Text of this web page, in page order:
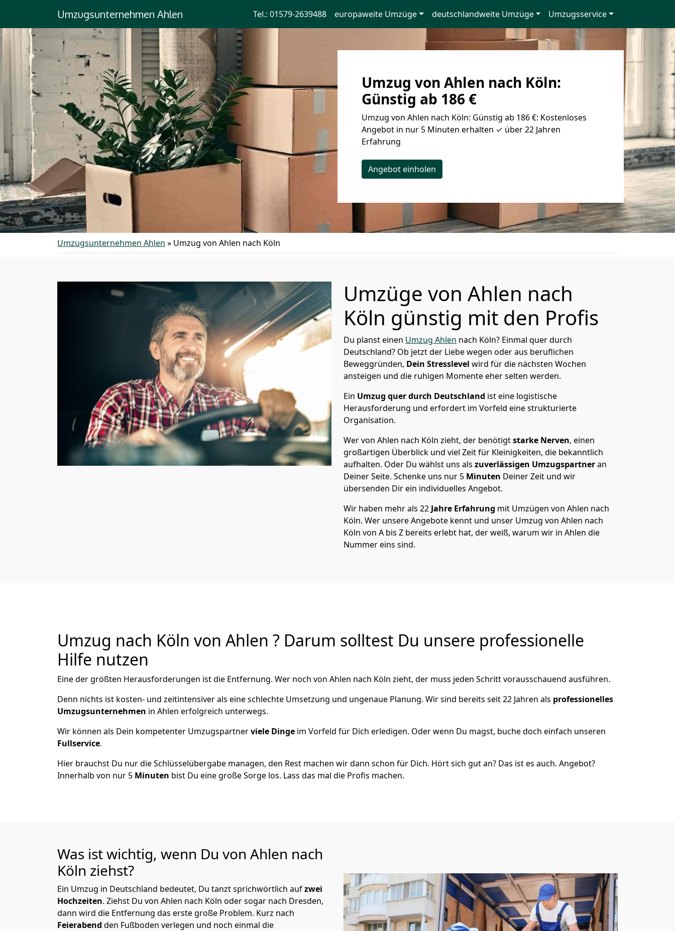
Umzugsunternehmen Ahlen Tel.: 01579-2639488 europaweite Umzüge deutschlandweite Umzüge Umzugsservice
Umzug von Ahlen nach Köln:
Günstig ab 186 €
Umzug von Ahlen nach Köln: Günstig ab 186 €: Kostenloses
Angebot in nur 5 Minuten erhalten ✓ über 22 Jahren
Erfahrung
Angebot einholen
Umzugsunternehmen Ahlen » Umzug von Ahlen nach Köln
Umzüge von Ahlen nach
Köln günstig mit den Profis
Du planst einen Umzug Ahlen nach Köln? Einmal quer durch
Deutschland? Ob jetzt der Liebe wegen oder aus beruflichen
Beweggründen, Dein Stresslevel wird für die nächsten Wochen
ansteigen und die ruhigen Momente eher selten werden.
Ein Umzug quer durch Deutschland ist eine logistische
Herausforderung und erfordert im Vorfeld eine strukturierte
Organisation.
Wer von Ahlen nach Köln zieht, der benötigtstarke Nerven, einen
großartigen Überblick und viel Zeit für Kleinigkeiten, die bekanntlich
aufhalten. Oder Du wählst uns als zuverlässigen Umzugspartneran
Deiner Seite. Schenke uns nur 5 Minuten Deiner Zeit und wir
übersenden Dir ein individuelles Angebot.
Wir haben mehr als 22 Jahre Erfahrung mit Umzügen von Ahlen nach
Köln. Wer unsere Angebote kennt und unser Umzug von Ahlen nach
Köln von A bis Z bereits erlebt hat, der weiß, warum wir in Ahlen die
Nummer eins sind.
Umzug nach Köln von Ahlen ? Darum solltest Du unsere professionelle
Hilfe nutzen
Eine der größten Herausforderungen ist die Entfernung. Wer noch von Ahlen nach Köln zieht, der muss jeden Schritt vorausschauend ausführen.
Denn nichts ist kosten- und zeitintensiver als eine schlechte Umsetzung und ungenaue Planung. Wir sind bereits seit 22 Jahren als professionelles
Umzugsunternehmen in Ahlen erfolgreich unterwegs.
Wir können als Dein kompetenter Umzugspartnerviele Dinge im Vorfeld für Dich erledigen. Oder wenn Du magst, buche doch einfach unseren
Fullservice.
Hier brauchst Du nur die Schlüsselübergabe managen, den Rest machen wir dann schon für Dich. Hört sich gut an? Das ist es auch. Angebot?
Innerhalb von nur 5 Minuten bist Du eine große Sorge los. Lass das mal die Profis machen.
Was ist wichtig, wenn Du von Ahlen nach
Köln ziehst?
Ein Umzug in Deutschland bedeutet, Du tanzt sprichwörtlich aufzwei
Hochzeiten. Ziehst Du von Ahlen nach Köln oder sogar nach Dresden,
dann wird die Entfernung das erste große Problem. Kurz nach
Feierabend den Fußboden verlegen und noch einmal die